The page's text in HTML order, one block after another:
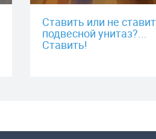
Ставить или не
подвесной унитаз?...
Ставить!